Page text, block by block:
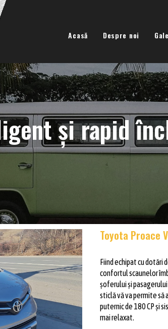
Acasă Despre noi
și rapid
Toyota Proace
Fiind echipat cu dotări
confortul scaunelor
șoferului și
sticlă vă va permite
puternic de 180 CP și
mai relaxat.